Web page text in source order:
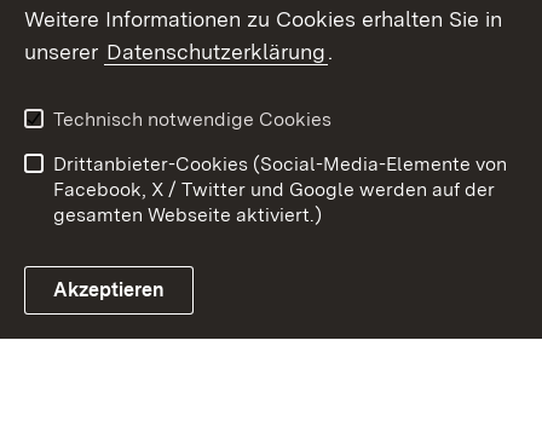
Link zum Landesportal
Kontakt
Datenschutz
Barrierefreiheit
Impressum
Cookies
Weitere Informationen zu Cookies erhalten Sie in
unserer Datenschutzerklärung.
Technisch notwendige Cookies
Drittanbieter-Cookies (Social-Media-Elemente von
Facebook, X / Twitter und Google werden auf der
gesamten Webseite aktiviert.)
Akzeptieren